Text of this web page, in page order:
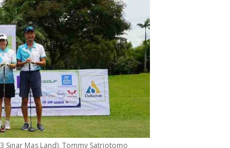
Sinar Mas Land), Tommy Satriotomo